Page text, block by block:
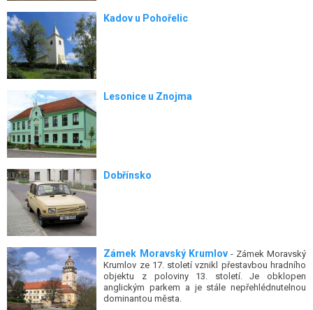
Kadov u Pohořelic
Lesonice u Znojma
Dobřínsko
Zámek Moravský Krumlov- Zámek Moravský
Krumlov ze 17. století vznikl přestavbou hradního
objektu z poloviny 13. století. Je obklopen
anglickým parkem a je stále nepřehlédnutelnou
dominantou města.